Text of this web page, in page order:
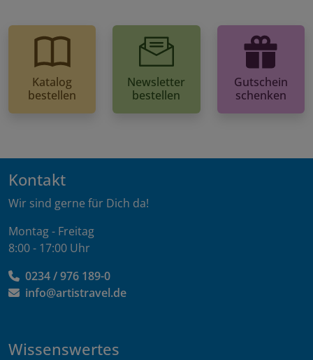
Katalog
bestellen
Newsletter
bestellen
Gutschein
schenken
Kontakt
Wir sind gerne für Dich da!
Montag - Freitag
8:00 - 17:00 Uhr
0234 / 976 189-0
info@artistravel.de
Wissenswertes